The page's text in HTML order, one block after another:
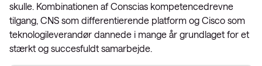
skulle. Kombinationen af Conscias kompetencedrevne
tilgang, CNS som differentierende platform og Cisco som
teknologileverandør dannede i mange år grundlaget for et
stærkt og succesfuldt samarbejde.